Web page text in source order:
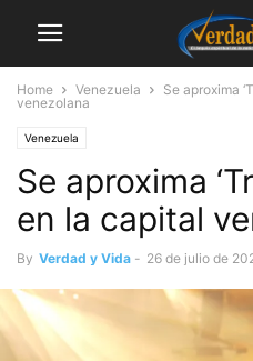
Home Venezuela
Se aproxima
venezolana
Venezuela
Se aproxima
en la capital
By Verdad y Vida - 26 de julio de